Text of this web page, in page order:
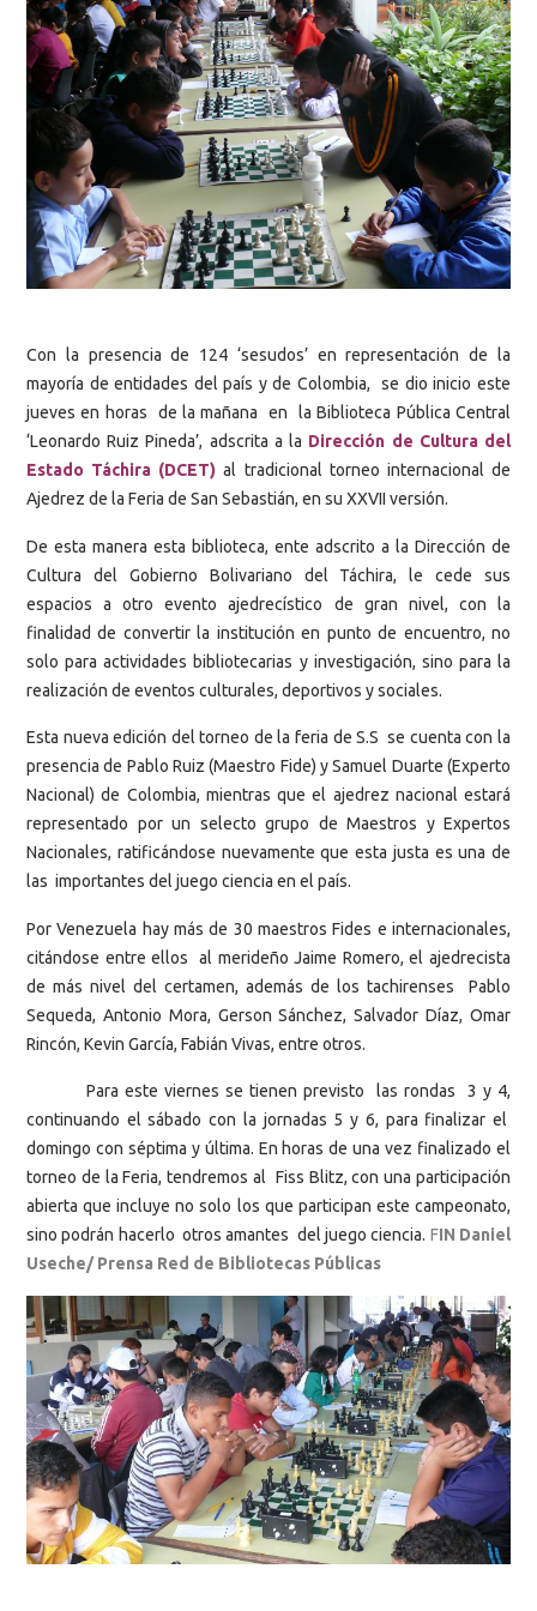
Con la presencia de 124 ‘sesudos’ en representación de la
mayoría de entidades del país y de Colombia, se dio inicio este
jueves en horas de la mañana en la Biblioteca Pública Central
‘Leonardo Ruiz Pineda’, adscrita a la Dirección de Cultura del
Estado Táchira (DCET) al tradicional torneo internacional de
Ajedrez de la Feria de San Sebastián, en su XXVII versión.
De esta manera esta biblioteca, ente adscrito a la Dirección de
Cultura del Gobierno Bolivariano del Táchira, le cede sus
espacios a otro evento ajedrecístico de gran nivel, con la
finalidad de convertir la institución en punto de encuentro, no
solo para actividades bibliotecarias y investigación, sino para la
realización de eventos culturales, deportivos y sociales.
Esta nueva edición del torneo de la feria de S.S se cuenta con la
presencia de Pablo Ruiz (Maestro Fide) y Samuel Duarte (Experto
Nacional) de Colombia, mientras que el ajedrez nacional estará
representado por un selecto grupo de Maestros y Expertos
Nacionales, ratificándose nuevamente que esta justa es una de
las importantes del juego ciencia en el país.
Por Venezuela hay más de 30 maestros Fides e internacionales,
citándose entre ellos al merideño Jaime Romero, el ajedrecista
de más nivel del certamen, además de los tachirenses Pablo
Sequeda, Antonio Mora, Gerson Sánchez, Salvador Díaz, Omar
Rincón, Kevin García, Fabián Vivas, entre otros.
Para este viernes se tienen previsto las rondas 3 y 4,
continuando el sábado con la jornadas 5 y 6, para finalizar el
domingo con séptima y última. En horas de una vez finalizado el
torneo de la Feria, tendremos al Fiss Blitz, con una participación
abierta que incluye no solo los que participan este campeonato,
sino podrán hacerlo otros amantes del juego ciencia. FIN Daniel
Useche/ Prensa Red de Bibliotecas Públicas